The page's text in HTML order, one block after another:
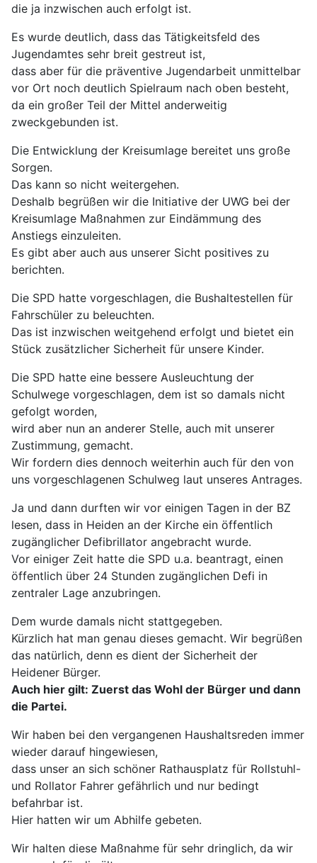
die ja inzwischen auch erfolgt ist.
Es wurde deutlich, dass das Tätigkeitsfeld des
Jugendamtes sehr breit gestreut ist,
dass aber für die präventive Jugendarbeit unmittelbar
vor Ort noch deutlich Spielraum nach oben besteht,
da ein großer Teil der Mittel anderweitig
zweckgebunden ist.
Die Entwicklung der Kreisumlage bereitet uns große
Sorgen.
Das kann so nicht weitergehen.
Deshalb begrüßen wir die Initiative der UWG bei der
Kreisumlage Maßnahmen zur Eindämmung des
Anstiegs einzuleiten.
Es gibt aber auch aus unserer Sicht positives zu
berichten.
Die SPD hatte vorgeschlagen, die Bushaltestellen für
Fahrschüler zu beleuchten.
Das ist inzwischen weitgehend erfolgt und bietet ein
Stück zusätzlicher Sicherheit für unsere Kinder.
Die SPD hatte eine bessere Ausleuchtung der
Schulwege vorgeschlagen, dem ist so damals nicht
gefolgt worden,
wird aber nun an anderer Stelle, auch mit unserer
Zustimmung, gemacht.
Wir fordern dies dennoch weiterhin auch für den von
uns vorgeschlagenen Schulweg laut unseres Antrages.
Ja und dann durften wir vor einigen Tagen in der BZ
lesen, dass in Heiden an der Kirche ein öffentlich
zugänglicher Defibrillator angebracht wurde.
Vor einiger Zeit hatte die SPD u.a. beantragt, einen
öffentlich über 24 Stunden zugänglichen Defi in
zentraler Lage anzubringen.
Dem wurde damals nicht stattgegeben.
Kürzlich hat man genau dieses gemacht. Wir begrüßen
das natürlich, denn es dient der Sicherheit der
Heidener Bürger.
Auch hier gilt: Zuerst das Wohl der Bürger und dann
die Partei.
Wir haben bei den vergangenen Haushaltsreden immer
wieder darauf hingewiesen,
dass unser an sich schöner Rathausplatz für Rollstuhl-
und Rollator Fahrer gefährlich und nur bedingt
befahrbar ist.
Hier hatten wir um Abhilfe gebeten.
Wir halten diese Maßnahme für sehr dringlich, da wir